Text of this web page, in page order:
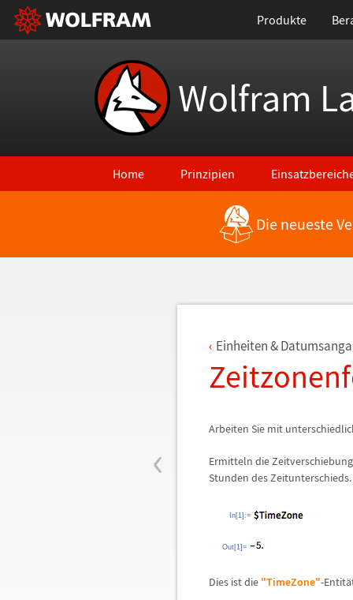
Produkte
Wolfram
Home Prinzipien
Zurück zu den neuesten FeaturesDie neueste
‹
Einheiten &
Arbeiten Sie mit
Ermitteln die
Stunden des Zeitunterschieds.
In[1]:=
Out[1]=
Dies ist die "TimeZone"-Entitä